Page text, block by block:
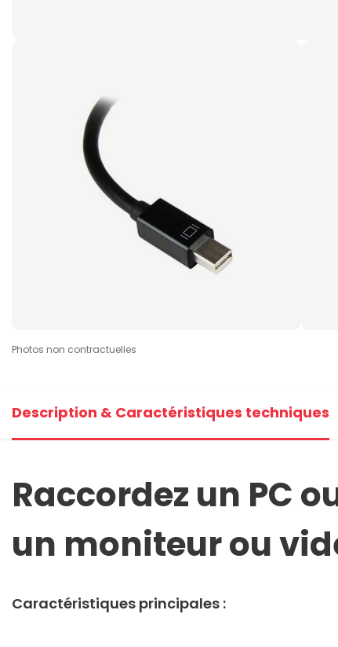
Photos non contractuelles
Description & Caractéristiques techniques
Raccordez un PC
un moniteur ou
Caractéristiques principales :